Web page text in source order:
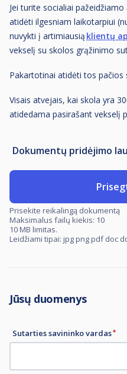
Jei turite socialiai
atidėti ilgesniam laikotarpiui
nuvykti į artimiausią klientų
vekselį su skolos grąžinimo
Pakartotinai atidėti tos pačios
Visais atvejais, kai skola yra
atidedama pasirašant vekselį
Dokumentų pridėjimo
Prisekite reikalingą dokumentą
Maksimalus failų kiekis: 10
10 MB limitas.
Leidžiami tipai: jpg png pdf doc
Jūsų duomenys
Sutarties savininko vardas